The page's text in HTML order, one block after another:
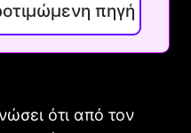
πηγή
ότι από τον